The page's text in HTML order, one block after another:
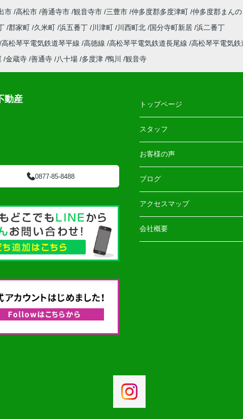
市 高松市 善通寺市 観音寺市 三豊市 仲多度郡多度津町 仲多度郡まん
郡家町 久米町 浜五番丁 川津町 川西町北 国分寺町新居 浜二番丁
高松琴平電気鉄道琴平線 高徳線 高松琴平電気鉄道長尾線 高松琴平電気鉄
金蔵寺 善通寺 八十場 多度津 鴨川 観音寺
動産
0877-85-8488
トップページ
スタッフ
お客様の声
ブログ
アクセスマップ
会社概要